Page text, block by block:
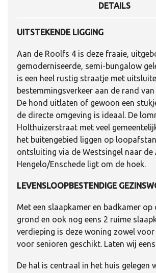
DETAILS
UITSTEKENDE LIGGING
Aan de Roolfs 4 is deze fraaie,
gemoderniseerde, semi-bungalow
is een heel rustig straatje met
bestemmingsverkeer aan de rand
De hond uitlaten of gewoon een
de directe omgeving is ideaal. De
Holthuizerstraat met veel
het buitengebied liggen op
ontsluiting via de Westsingel naar
Hengelo/Enschede ligt om de hoek.
LEVENSLOOPBESTENDIGE
Met een slaapkamer en badkamer op
grond en ook nog eens 2 ruime
verdieping is deze woning zowel voor
voor senioren geschikt. Laten wij
De hal is centraal in het huis gelegen